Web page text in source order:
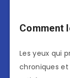
Comment
Les yeux qui
chroniques